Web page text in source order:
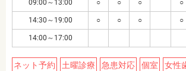
09:00～13:00 ○ ○ ○ ○
14:30～19:00 ○ ○ ○ ○
14:00～17:00
ネット予約 土曜診療 急患対応 個室 女性